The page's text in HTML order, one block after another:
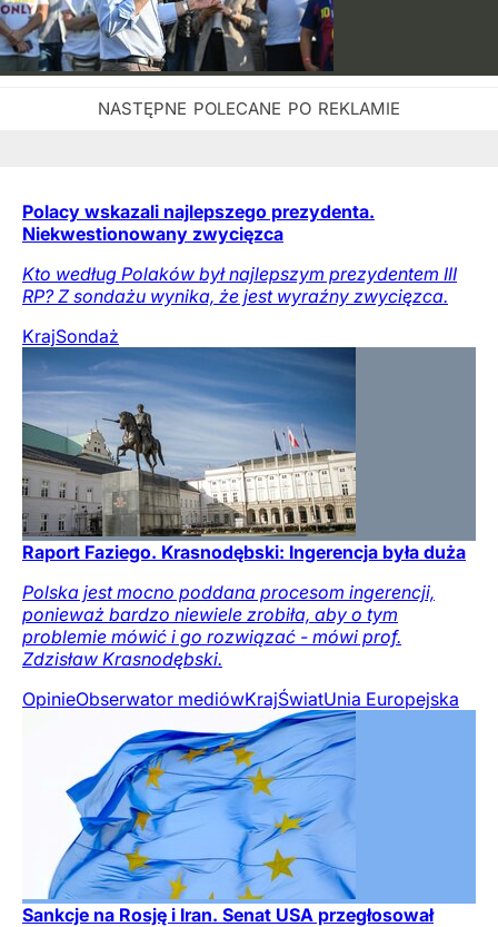
Polacy wskazali najlepszego prezydenta.
Niekwestionowany zwycięzca
Kto według Polaków był najlepszym prezydentem III
RP? Z sondażu wynika, że jest wyraźny zwycięzca.
KrajSondaż
Raport Faziego. Krasnodębski: Ingerencja była duża
Polska jest mocno poddana procesom ingerencji,
ponieważ bardzo niewiele zrobiła, aby o tym
problemie mówić i go rozwiązać - mówi prof.
Zdzisław Krasnodębski.
OpinieObserwator mediówKrajŚwiatUnia Europejska
Sankcje na Rosję i Iran. Senat USA przegłosował